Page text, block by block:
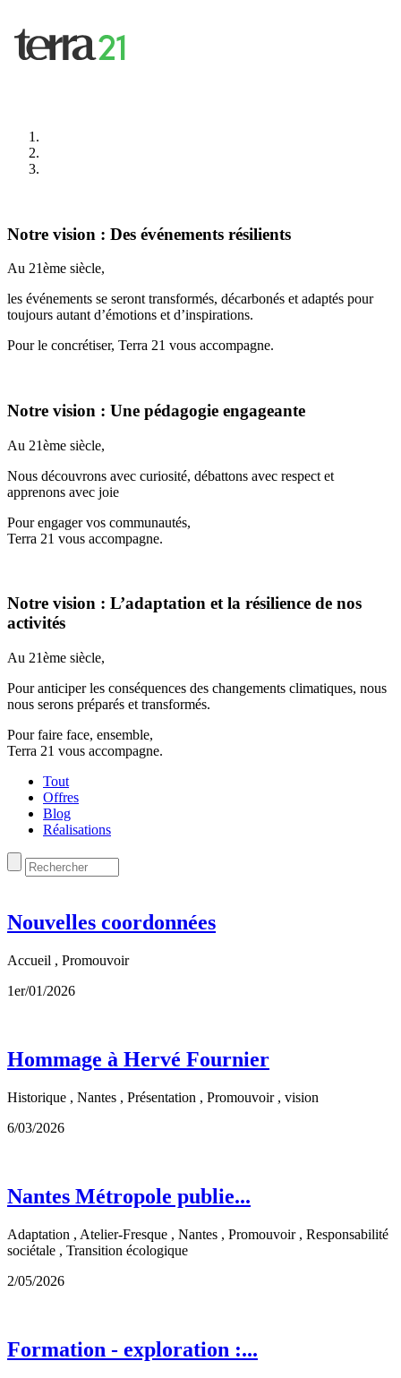
Notre vision : Des événements résilients
Au 21ème siècle,
les événements se seront transformés, décarbonés et adaptés pour
toujours autant d’émotions et d’inspirations.
Pour le concrétiser, Terra 21 vous accompagne.
Notre vision : Une pédagogie engageante
Au 21ème siècle,
Nous découvrons avec curiosité, débattons avec respect et
apprenons avec joie
Pour engager vos communautés,
Terra 21 vous accompagne.
Notre vision : L’adaptation et la résilience de nos
activités
Au 21ème siècle,
Pour anticiper les conséquences des changements climatiques, nous
nous serons préparés et transformés.
Pour faire face, ensemble,
Terra 21 vous accompagne.
Tout
Offres
Blog
Réalisations
Nouvelles coordonnées
Accueil , Promouvoir
1er/01/2026
Hommage à Hervé Fournier
Historique , Nantes , Présentation , Promouvoir , vision
6/03/2026
Nantes Métropole publie...
Adaptation , Atelier-Fresque , Nantes , Promouvoir , Responsabilité
sociétale , Transition écologique
2/05/2026
Formation - exploration :...